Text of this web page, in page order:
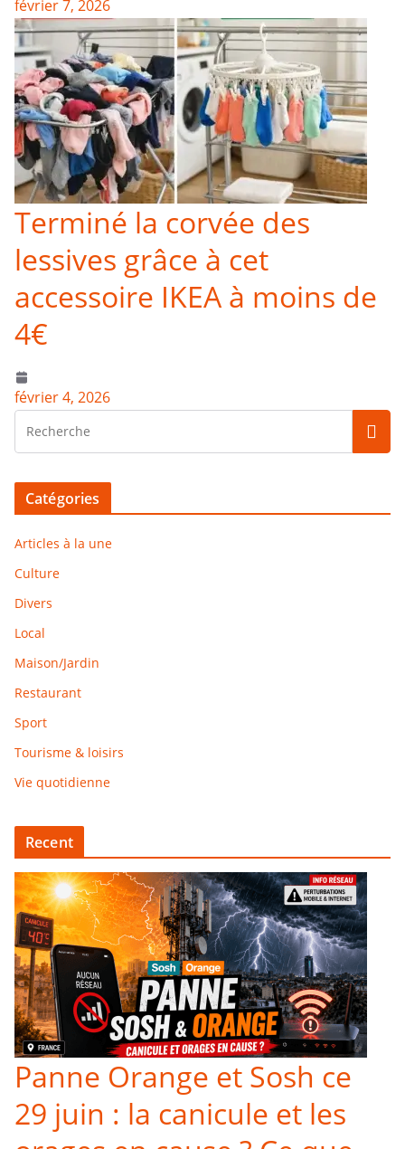
février 7, 2026
Terminé la corvée des
lessives grâce à cet
accessoire IKEA à moins de
4€
février 4, 2026
Catégories
Articles à la une
Culture
Divers
Local
Maison/Jardin
Restaurant
Sport
Tourisme & loisirs
Vie quotidienne
Recent
Panne Orange et Sosh ce
29 juin : la canicule et les